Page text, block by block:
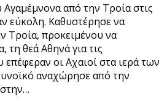
από την Τροία στις
εύκολη. Καθυστέρησε να
Τροία, προκειμένου να
τη θεά Αθηνά για τις
οι Αχαιοί στα ιερά των
αναχώρησε από την